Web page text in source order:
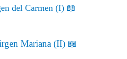
del Carmen (I) 📖